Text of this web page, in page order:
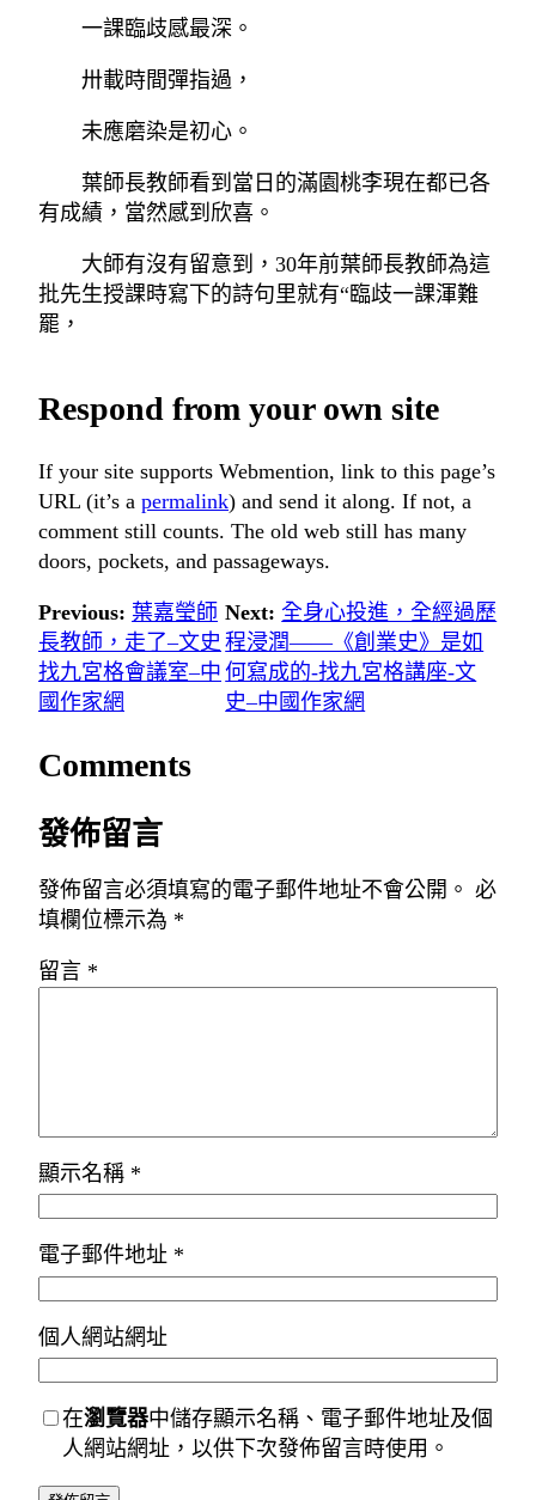
一課臨歧感最深。
卅載時間彈指過，
未應磨染是初心。
葉師長教師看到當日的滿園桃李現在都已各
有成績，當然感到欣喜。
大師有沒有留意到，30年前葉師長教師為這
批先生授課時寫下的詩句里就有“臨歧一課渾難
罷，
Respond from your own site
If your site supports Webmention, link to this page’s
URL (it’s a permalink) and send it along. If not, a
comment still counts. The old web still has many
doors, pockets, and passageways.
Previous: 葉嘉瑩師
長教師，走了–文史
找九宮格會議室–中
國作家網
Next: 全身心投進，全經過歷
程浸潤——《創業史》是如
何寫成的-找九宮格講座-文
史–中國作家網
Comments
發佈留言
發佈留言必須填寫的電子郵件地址不會公開。 必
填欄位標示為 *
留言 *
顯示名稱 *
電子郵件地址 *
個人網站網址
在瀏覽器中儲存顯示名稱、電子郵件地址及個
人網站網址，以供下次發佈留言時使用。